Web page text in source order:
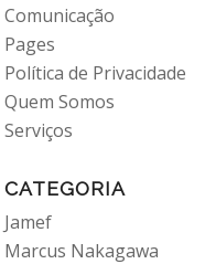
Comunicação
Pages
Política de Privacidade
Quem Somos
Serviços
CATEGORIA
Jamef
Marcus Nakagawa